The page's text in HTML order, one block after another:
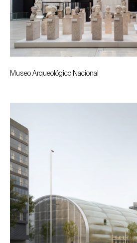
Museo Arqueológico Nacional